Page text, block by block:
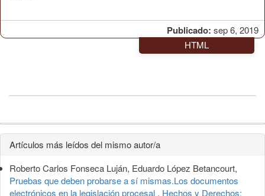
Publicado: sep 6, 2019
HTML
Detalles
del
artículo
Artículos más leídos del mismo autor/a
Roberto Carlos Fonseca Luján, Eduardo López Betancourt,
Pruebas que deben probarse a sí mismas.Los documentos
electrónicos en la legislación procesal , Hechos y Derechos: